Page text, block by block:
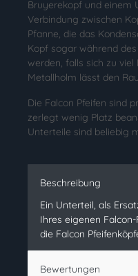
Bruyerekopf und einem
Verbindung zwischen
Pfanne, die das
Kopf sogar während
werden, falls sich zu
Metallholm lässt den
Die Falcon Pfeifen sind
zerlegt wenig Platz
Unterteile sind beliebig
Beschreibung
Ein Unterteil, als
Ihres eigenen
die Falcon
Bewertungen